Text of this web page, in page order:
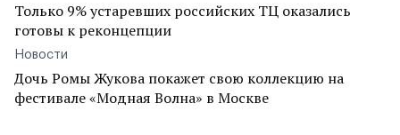
Только 9% устаревших российских ТЦ оказались
готовы к реконцепции
Новости
Дочь Ромы Жукова покажет свою коллекцию на
фестивале «Модная Волна» в Москве